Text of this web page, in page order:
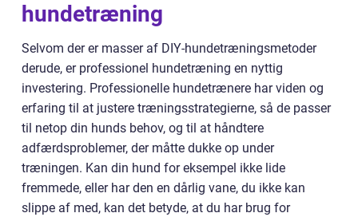
hundetræning
Selvom der er masser af DIY-hundetræningsmetoder
derude, er professionel hundetræning en nyttig
investering. Professionelle hundetrænere har viden og
erfaring til at justere træningsstrategierne, så de passer
til netop din hunds behov, og til at håndtere
adfærdsproblemer, der måtte dukke op under
træningen. Kan din hund for eksempel ikke lide
fremmede, eller har den en dårlig vane, du ikke kan
slippe af med, kan det betyde, at du har brug for